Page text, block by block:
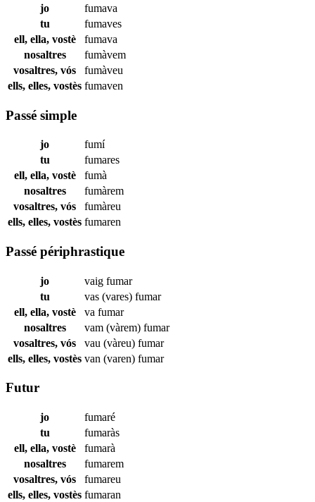
jo
fumava
tu
fumaves
ell, ella, vostè
fumava
nosaltres
fumàvem
vosaltres, vós
fumàveu
ells, elles, vostès fumaven
Passé simple
jo
fumí
tu
fumares
ell, ella, vostè
fumà
nosaltres
fumàrem
vosaltres, vós
fumàreu
ells, elles, vostès fumaren
Passé périphrastique
jo vaig fumar
tu
vas (vares) fumar
ell, ella, vostè
va fumar
nosaltres
vam (vàrem) fumar
vosaltres, vós
vau (vàreu) fumar
ells, elles, vostès van (varen) fumar
Futur
jo
fumaré
tu
fumaràs
ell, ella, vostè
fumarà
nosaltres
fumarem
vosaltres, vós
fumareu
ells, elles, vostès fumaran